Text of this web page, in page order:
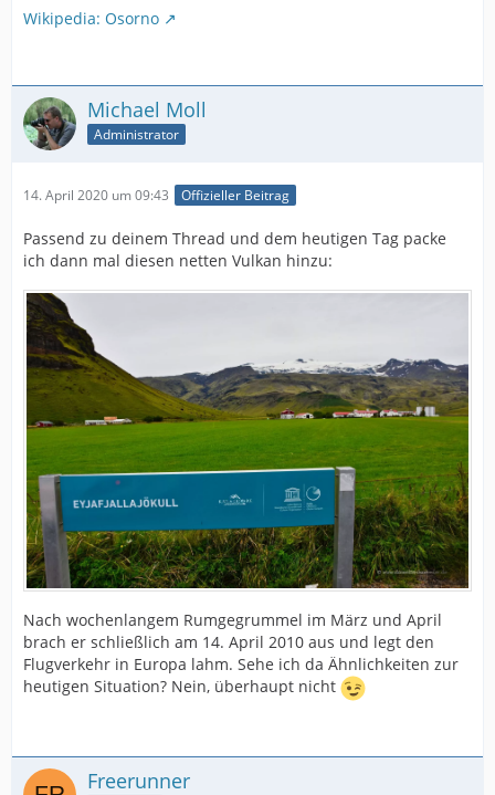
Wikipedia: Osorno
Michael Moll
Administrator
14. April 2020 um 09:43 Offizieller Beitrag
Passend zu deinem Thread und dem heutigen Tag packe
ich dann mal diesen netten Vulkan hinzu:
Nach wochenlangem Rumgegrummel im März und April
brach er schließlich am 14. April 2010 aus und legt den
Flugverkehr in Europa lahm. Sehe ich da Ähnlichkeiten zur
heutigen Situation? Nein, überhaupt nicht
Freerunner